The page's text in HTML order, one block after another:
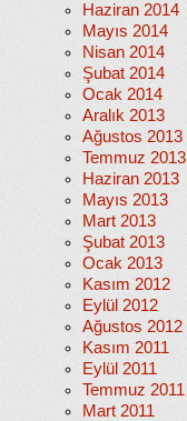
Haziran 2014
Mayıs 2014
Nisan 2014
Şubat 2014
Ocak 2014
Aralık 2013
Ağustos 2013
Temmuz 2013
Haziran 2013
Mayıs 2013
Mart 2013
Şubat 2013
Ocak 2013
Kasım 2012
Eylül 2012
Ağustos 2012
Kasım 2011
Eylül 2011
Temmuz 2011
Mart 2011